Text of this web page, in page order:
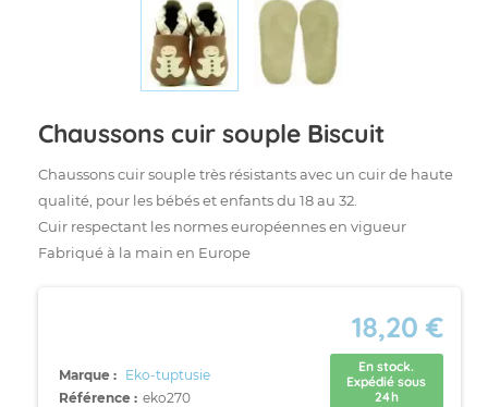
Chaussons cuir souple Biscuit
Chaussons cuir souple très résistants avec un cuir de haute
qualité, pour les bébés et enfants du 18 au 32.
Cuir respectant les normes européennes en vigueur
Fabriqué à la main en Europe
18,20 €
Marque : Eko-tuptusie
Référence : eko270
En stock.
Expédié sous
24h